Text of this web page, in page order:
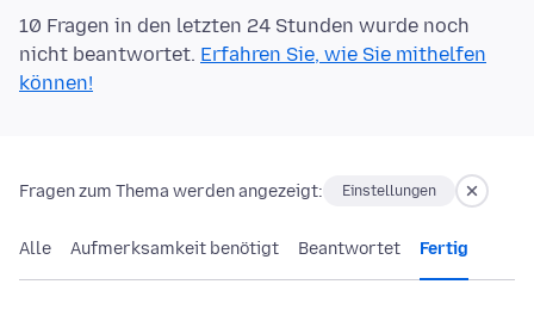
10 Fragen in den letzten 24 Stunden wurde noch
nicht beantwortet. Erfahren Sie, wie Sie mithelfen
können!
Fragen zum Thema werden angezeigt: Einstellungen
Alle Aufmerksamkeit benötigt Beantwortet Fertig